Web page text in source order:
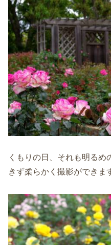
くもりの日、それも明る
きず柔らかく撮影ができま